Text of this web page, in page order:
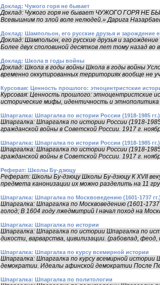
Доклад: Чужого горя не бывает
Доклад: Чужого горя не бывает ЧУЖОГО ГОРЯ НЕ
Всевышним по злой воле нелюдей.» Дарига
Доклад: Шампольон, его русские друзья и зарождение
Доклад: Шампольон, его русские друзья и
Более двух споловиной десятков лет тому назад во
Доклад: Школа в годы войны
Доклад: Школа в годы войны Школа в годы войны
временно оккупированных территориях вообще не
Курсовая: Ценность прошлого: этноцентристские
Курсовая: Ценность прошлого: этноцентристские
исторические мифы, идентичность и этнополитика
Шпаргалка: Шпаргалка по истории России (1918-1985 гг.)
Шпаргалка: Шпаргалка по истории России (1918-
гражданской войны в Советской России. 1917 г.
Шпаргалка: Шпаргалка по истории России (1918-1985 гг.)
Шпаргалка: Шпаргалка по истории России (1918-
гражданской войны в Советской России. 1917 г.
Реферат: Школы Бу-дзюцу
Реферат: Школы Бу-дзюцу Школы Бу-дзюцу К XVII
предмета канонизации их можно разделить на 11
Шпаргалка: Шпаргалка по Москвоведению (1601-1737 гг.)
Шпаргалка: Шпаргалка по Москвоведению (1601-
голод; В 1604 году лжедмитрий I начал поход на
Шпаргалка: Шпаргалка по истории
Шпаргалка: Шпаргалка по истории Шпаргалка по
дикости, варварства, цивилизации. (рабовлад, феод,
Шпаргалка: Шпаргалка по курсу всемирной истории
Шпаргалка: Шпаргалка по курсу всемирной истории
демократии. Идеалы афинской демократии После
Шпаргалка: Шпаргалка по политологии